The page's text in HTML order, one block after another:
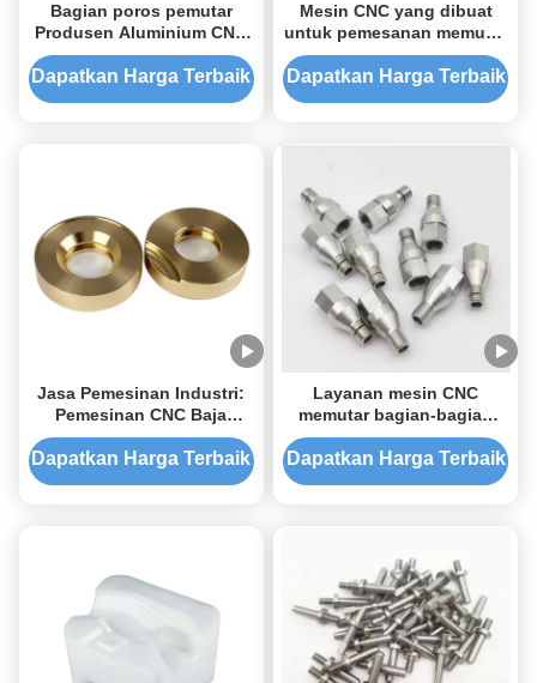
Bagian poros pemutar
Produsen Aluminium CNC
Bagian mesin stainless
steel
Dapatkan Harga Terbaik
Mesin CNC yang dibuat
untuk pemesanan memutar
bagian stainless steel
Custom stainless steel
Dapatkan Harga Terbaik
Jasa Pemesinan Industri:
Pemesinan CNC Baja
Tahan Karat dan
Pemesinan ABS
Dapatkan Harga Terbaik
Layanan mesin CNC
memutar bagian-bagian
baja tahan karat Bc006
Bagian pemutar CNC
Dapatkan Harga Terbaik